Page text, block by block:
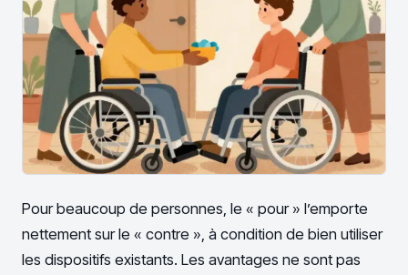
Pour beaucoup de personnes, le « pour » l’emporte
nettement sur le « contre », à condition de bien utiliser
les dispositifs existants. Les avantages ne sont pas